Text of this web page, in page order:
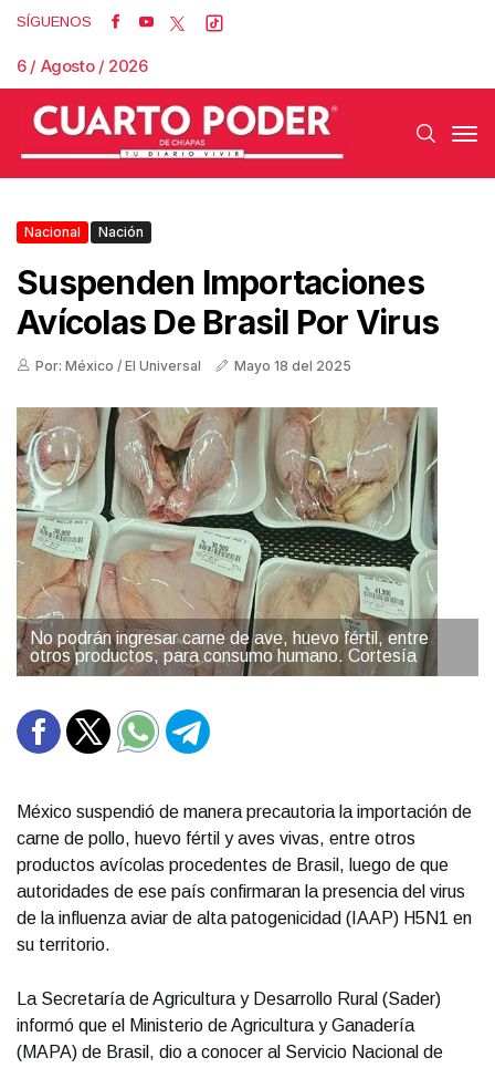
SÍGUENOS
6 / Agosto / 2026
Nacional Nación
Suspenden Importaciones
Avícolas De Brasil Por Virus
Por: México / El Universal Mayo 18 del 2025
No podrán ingresar carne de ave, huevo fértil, entre
otros productos, para consumo humano. Cortesía
México suspendió de manera precautoria la importación de
carne de pollo, huevo fértil y aves vivas, entre otros
productos avícolas procedentes de Brasil, luego de que
autoridades de ese país confirmaran la presencia del virus
de la influenza aviar de alta patogenicidad (IAAP) H5N1 en
su territorio.
La Secretaría de Agricultura y Desarrollo Rural (Sader)
informó que el Ministerio de Agricultura y Ganadería
(MAPA) de Brasil, dio a conocer al Servicio Nacional de